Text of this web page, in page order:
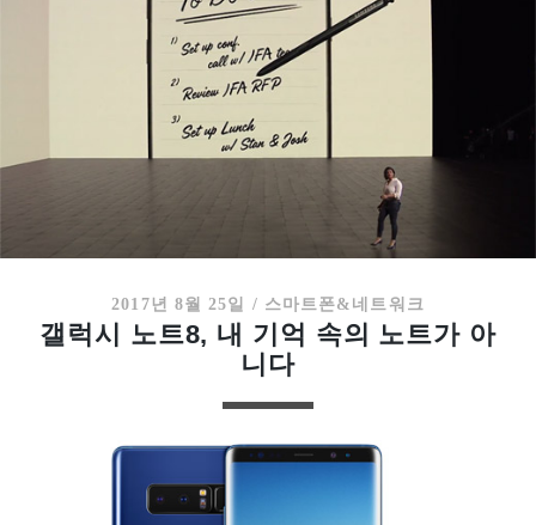
2017년 8월 25일 / 스마트폰&네트워크
갤럭시 노트8, 내 기억 속의 노트가 아
니다